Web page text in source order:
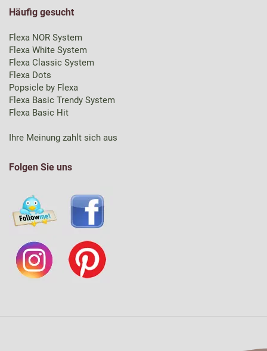
Häufig gesucht
Flexa NOR System
Flexa White System
Flexa Classic System
Flexa Dots
Popsicle by Flexa
Flexa Basic Trendy System
Flexa Basic Hit
Ihre Meinung zahlt sich aus
Folgen Sie uns